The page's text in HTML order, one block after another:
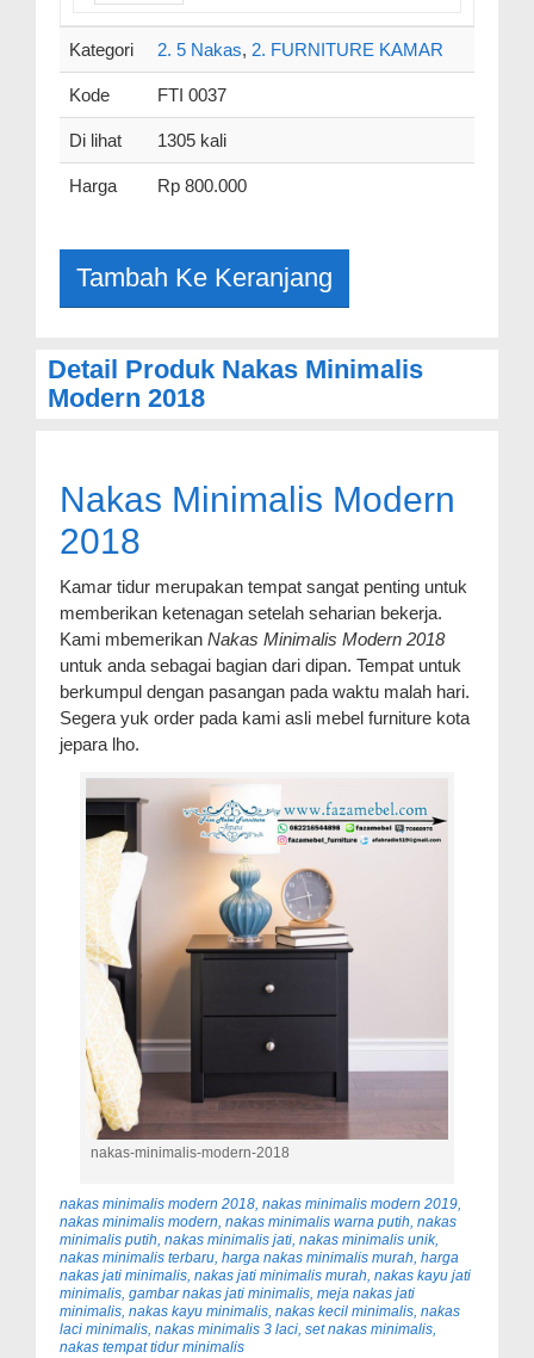
Kategori 2. 5 Nakas, 2. FURNITURE KAMAR
Kode FTI 0037
Di lihat 1305 kali
Harga Rp 800.000
Detail Produk Nakas Minimalis
Modern 2018
Nakas Minimalis Modern
2018
Kamar tidur merupakan tempat sangat penting untuk
memberikan ketenagan setelah seharian bekerja.
Kami mbemerikan Nakas Minimalis Modern 2018
untuk anda sebagai bagian dari dipan. Tempat untuk
berkumpul dengan pasangan pada waktu malah hari.
Segera yuk order pada kami asli mebel furniture kota
jepara lho.
nakas-minimalis-modern-2018
nakas minimalis modern 2018, nakas minimalis modern 2019,
nakas minimalis modern, nakas minimalis warna putih, nakas
minimalis putih, nakas minimalis jati, nakas minimalis unik,
nakas minimalis terbaru, harga nakas minimalis murah, harga
nakas jati minimalis, nakas jati minimalis murah, nakas kayu jati
minimalis, gambar nakas jati minimalis, meja nakas jati
minimalis, nakas kayu minimalis, nakas kecil minimalis, nakas
laci minimalis, nakas minimalis 3 laci, set nakas minimalis,
nakas tempat tidur minimalis